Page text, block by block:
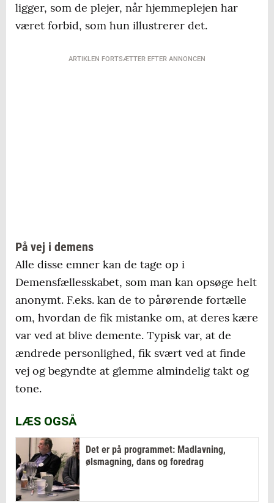
ligger, som de plejer, når hjemmeplejen har
været forbid, som hun illustrerer det.
ARTIKLEN FORTSÆTTER EFTER ANNONCEN
På vej i demens
Alle disse emner kan de tage op i
Demensfællesskabet, som man kan opsøge helt
anonymt. F.eks. kan de to pårørende fortælle
om, hvordan de fik mistanke om, at deres kære
var ved at blive demente. Typisk var, at de
ændrede personlighed, fik svært ved at finde
vej og begyndte at glemme almindelig takt og
tone.
LÆS OGSÅ
Det er på programmet: Madlavning,
ølsmagning, dans og foredrag